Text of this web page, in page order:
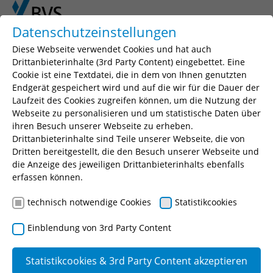
Skip to main content
Skip to page footer
Seminarsuche
Geben Sie einen Suchbegriff, Ihr gewünschtes
Seminar oder eine Seminarnummer ein.
Suchen
Sicherheit und Ordnung
Allgemeine
Datenschutzeinstellungen
Diese Webseite verwendet Cookies und hat auch
Drittanbieterinhalte (3rd Party Content) eingebettet. Eine
Cookie ist eine Textdatei, die in dem von Ihnen genutzten
Endgerät gespeichert wird und auf die wir für die Dauer der
Laufzeit des Cookies zugreifen können, um die Nutzung der
Webseite zu personalisieren und um statistische Daten über
ihren Besuch unserer Webseite zu erheben.
Drittanbieterinhalte sind Teile unserer Webseite, die von
Dritten bereitgestellt, die den Besuch unserer Webseite und
die Anzeige des jeweiligen Drittanbieterinhalts ebenfalls
erfassen können.
technisch notwendige Cookies Statistikcookies
Einblendung von 3rd Party Content
Statistikcookies & 3rd Party Content akzeptieren